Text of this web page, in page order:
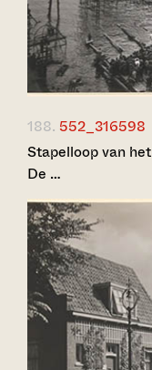
188. 552_316598
Stapelloop van
De …